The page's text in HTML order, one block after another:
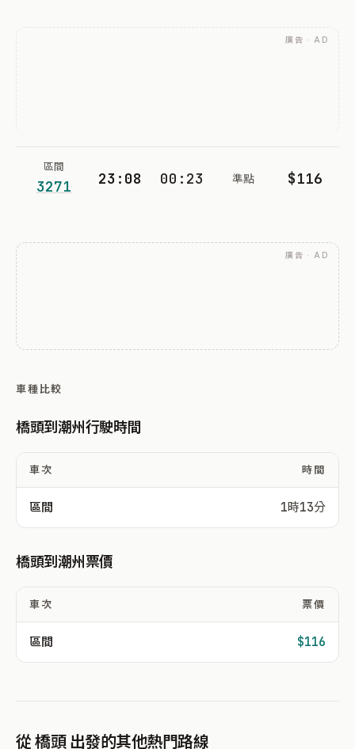
廣告 · AD
區間
3271 23:08 00:23 準點 $116
廣告 · AD
車種比較
橋頭到潮州行駛時間
車次 時間
區間 1時13分
橋頭到潮州票價
車次 票價
區間 $116
從 橋頭 出發的其他熱門路線